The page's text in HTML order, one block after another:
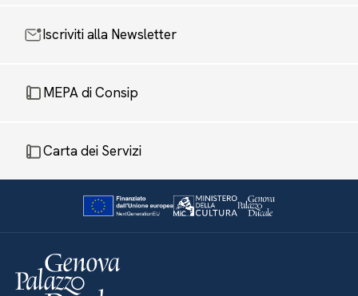
Iscriviti alla Newsletter
MEPA di Consip
Carta dei Servizi